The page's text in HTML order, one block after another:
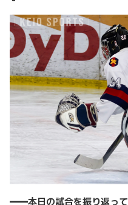
━━本日の試合を振り返って